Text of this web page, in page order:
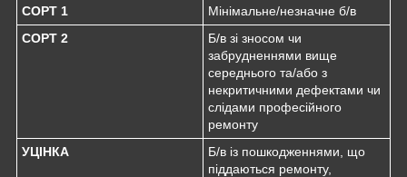
СОРТ 1
Мінімальне/незначне б/в
СОРТ 2
Б/в зі зносом чи
забрудненнями вище
середнього та/або з
некритичними дефектами чи
слідами професійного
ремонту
УЦІНКА
Б/в із пошкодженнями, що
піддаються ремонту,